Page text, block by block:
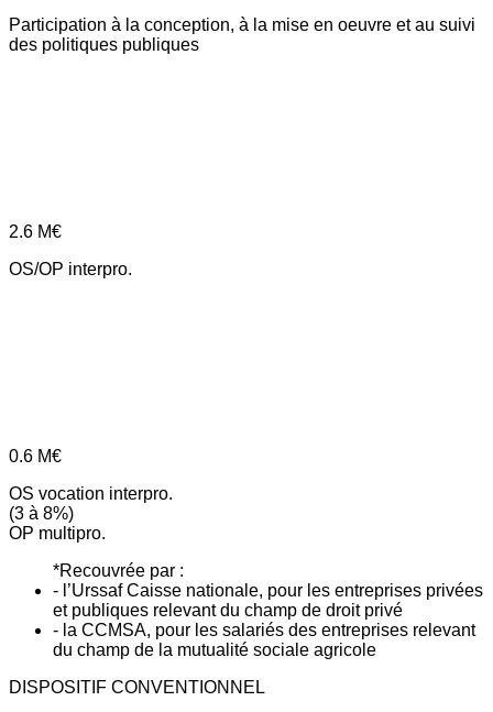
Participation à la conception, à la mise en oeuvre et au suivi
des politiques publiques
2.6 M€
OS/OP interpro.
0.6 M€
OS vocation interpro.
(3 à 8%)
OP multipro.
*Recouvrée par :
- l’Urssaf Caisse nationale, pour les entreprises privées
et publiques relevant du champ de droit privé
- la CCMSA, pour les salariés des entreprises relevant
du champ de la mutualité sociale agricole
DISPOSITIF CONVENTIONNEL